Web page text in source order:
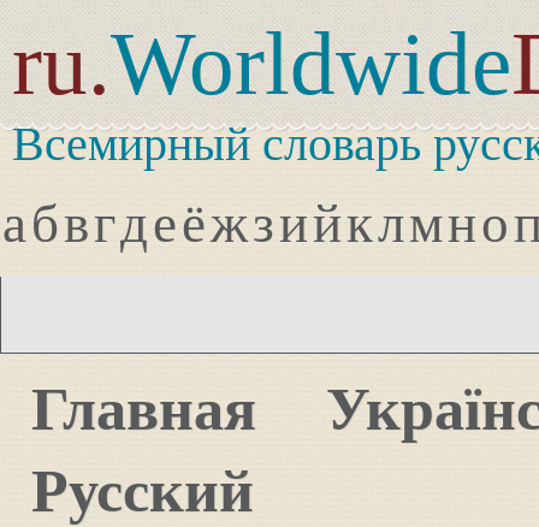
ru.Worldwide
Всемирный словарь
абвгдеёжзийклмно
Главная
Русский